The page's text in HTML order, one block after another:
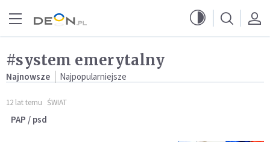
#system emerytalny
Najnowsze Najpopularniejsze
12 lat temu ŚWIAT
PAP / psd